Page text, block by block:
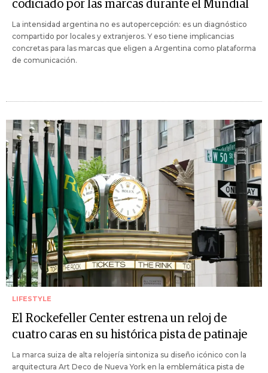
codiciado por las marcas durante el Mundial
La intensidad argentina no es autopercepción: es un diagnóstico
compartido por locales y extranjeros. Y eso tiene implicancias
concretas para las marcas que eligen a Argentina como plataforma
de comunicación.
LIFESTYLE
El Rockefeller Center estrena un reloj de
cuatro caras en su histórica pista de patinaje
La marca suiza de alta relojería sintoniza su diseño icónico con la
arquitectura Art Deco de Nueva York en la emblemática pista de